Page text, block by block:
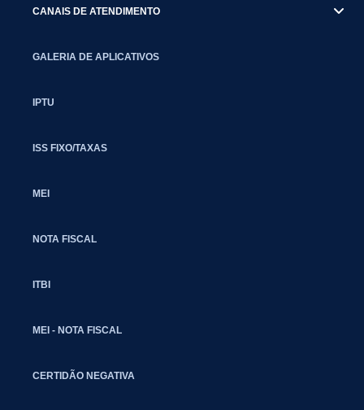
CANAIS DE ATENDIMENTO
GALERIA DE APLICATIVOS
IPTU
ISS FIXO/TAXAS
MEI
NOTA FISCAL
ITBI
MEI - NOTA FISCAL
CERTIDÃO NEGATIVA